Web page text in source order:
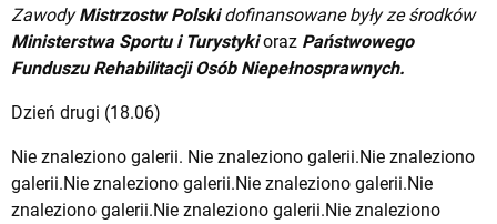
ZawodyMistrzostw Polskidofinansowane były ze środków
Ministerstwa Sportu i Turystykioraz Państwowego
Funduszu Rehabilitacji Osób Niepełnosprawnych.
Dzień drugi (18.06)
Nie znaleziono galerii. Nie znaleziono galerii.Nie znaleziono
galerii.Nie znaleziono galerii.Nie znaleziono galerii.Nie
znaleziono galerii.Nie znaleziono galerii.Nie znaleziono